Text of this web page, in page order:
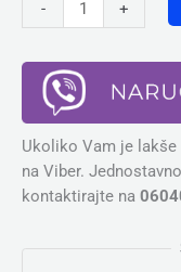
- +
Ukoliko Vam je
na Viber.
kontaktirajte na